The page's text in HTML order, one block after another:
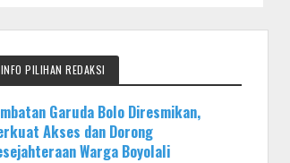
INFO PILIHAN REDAKSI
Garuda Bolo Diresmikan,
Akses dan Dorong
Warga Boyolali